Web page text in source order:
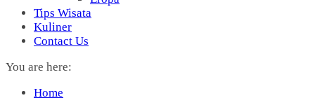
Tips Wisata
Kuliner
Contact Us
You are here:
Home